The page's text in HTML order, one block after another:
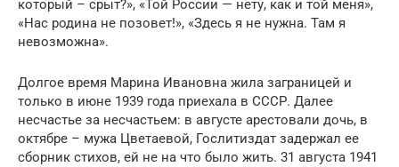
который – срыт?», «Той России — нету, как и той меня»,
«Нас родина не позовет!», «Здесь я не нужна. Там я
невозможна».
Долгое время Марина Ивановна жила заграницей и
только в июне 1939 года приехала в СССР. Далее
несчастье за несчастьем: в августе арестовали дочь, в
октябре – мужа Цветаевой, Гослитиздат задержал ее
сборник стихов, ей не на что было жить. 31 августа 1941